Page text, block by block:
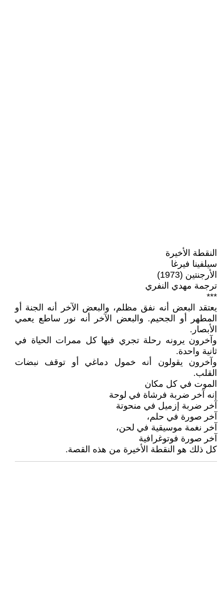
النقطة الأخيرة
سيلفينا فيرغا
الأرجنتين (1973)
ترجمة مهدي النفري
***
يعتقد البعض أنه نفق مظلم، والبعض الآخر أنه الجنة أو
المطهر أو الجحيم. والبعض الآخر أنه نور ساطع يعمي
الأبصار.
وآخرون يرونه رحلة تجري فيها كل ممرات الحياة في
ثانية واحدة.
وآخرون يقولون أنه خمول دماغي أو توقف نبضات
القلب.
الموت في كل مكان
إنه آخر ضربة فرشاة في لوحة
آخر ضربة إزميل في منحوتة
آخر صورة في حلم،
آخر نغمة موسيقية في لحن،
آخر صورة فوتوغرافية
كل ذلك هو النقطة الأخيرة من هذه القصة.